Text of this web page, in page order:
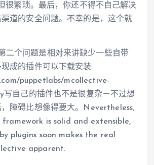
很繁琐。最后，你还不得不自己解决
道的安全问题。不幸的是，这个就
二个问题是相对来讲缺少一些自带
成的插件可以下载安装
puppetlabs/mcollective-
写自己的插件也不是很复杂－不过想
障碍比想像得要大。Nevertheless,
is solid and extensible,
plugins soon makes the real
apparent.